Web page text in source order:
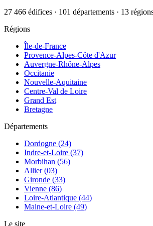
27 466 édifices · 101 départements · 13
Régions
Île-de-France
Provence-Alpes-Côte d'Azur
Auvergne-Rhône-Alpes
Occitanie
Nouvelle-Aquitaine
Centre-Val de Loire
Grand Est
Bretagne
Départements
Dordogne (24)
Indre-et-Loire (37)
Morbihan (56)
Allier (03)
Gironde (33)
Vienne (86)
Loire-Atlantique (44)
Maine-et-Loire (49)
Le site